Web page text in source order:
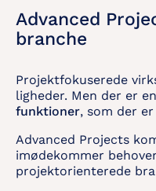
Advanced
branche
Projektfokuserede
ligheder. Men der er
funktioner, som der
Advanced Projects
imødekommer
projektorienterede